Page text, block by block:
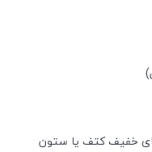
خفیف کتف یا ستون